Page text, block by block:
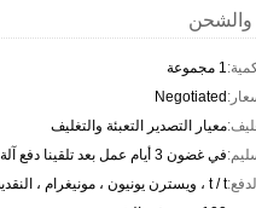
1 مجموعة
Negotiated
معيار التصدير التعبئة والتغليف
في غضون 3 أيام عمل بعد تلقينا دفع آلة العلاج الموجة الصوتية
t / t ، ويسترن يونيون ، مونيغرام ، النقدية ، alipay